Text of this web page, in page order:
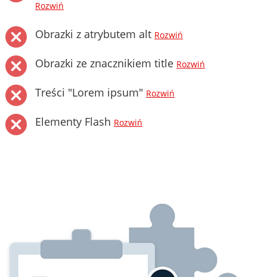
Rozwiń
Obrazki z atrybutem alt Rozwiń
Obrazki ze znacznikiem title Rozwiń
Treści "Lorem ipsum" Rozwiń
Elementy Flash Rozwiń